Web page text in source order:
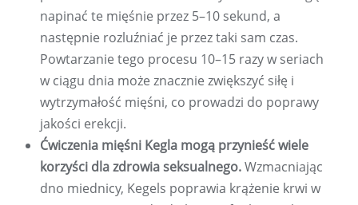
napinać te mięśnie przez 5–10 sekund, a
następnie rozluźniać je przez taki sam czas.
Powtarzanie tego procesu 10–15 razy w seriach
w ciągu dnia może znacznie zwiększyć siłę i
wytrzymałość mięśni, co prowadzi do poprawy
jakości erekcji.
Ćwiczenia mięśni Kegla mogą przynieść wiele
korzyści dla zdrowia seksualnego.Wzmacniając
dno miednicy, Kegels poprawia krążenie krwi w